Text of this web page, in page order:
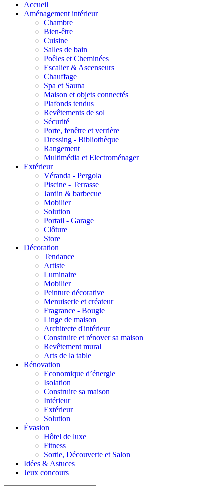
Accueil
Aménagement intérieur
Chambre
Bien-être
Cuisine
Salles de bain
Poêles et Cheminées
Escalier & Ascenseurs
Chauffage
Spa et Sauna
Maison et objets connectés
Plafonds tendus
Revêtements de sol
Sécurité
Porte, fenêtre et verrière
Dressing - Bibliothèque
Rangement
Multimédia et Electroménager
Extérieur
Véranda - Pergola
Piscine - Terrasse
Jardin & barbecue
Mobilier
Solution
Portail - Garage
Clôture
Store
Décoration
Tendance
Artiste
Luminaire
Mobilier
Peinture décorative
Menuiserie et créateur
Fragrance - Bougie
Linge de maison
Architecte d'intérieur
Construire et rénover sa maison
Revêtement mural
Arts de la table
Rénovation
Economique d’énergie
Isolation
Construire sa maison
Intérieur
Extérieur
Solution
Évasion
Hôtel de luxe
Fitness
Sortie, Découverte et Salon
Idées & Astuces
Jeux concours